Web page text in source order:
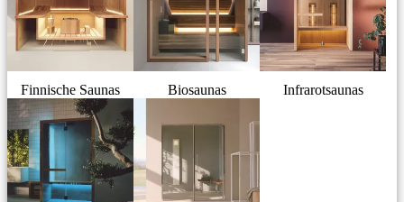
Finnische Saunas Biosaunas Infrarotsaunas